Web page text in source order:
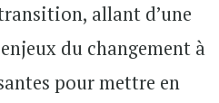
allant d’une
du changement à
pour mettre en